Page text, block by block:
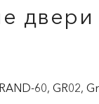
двери